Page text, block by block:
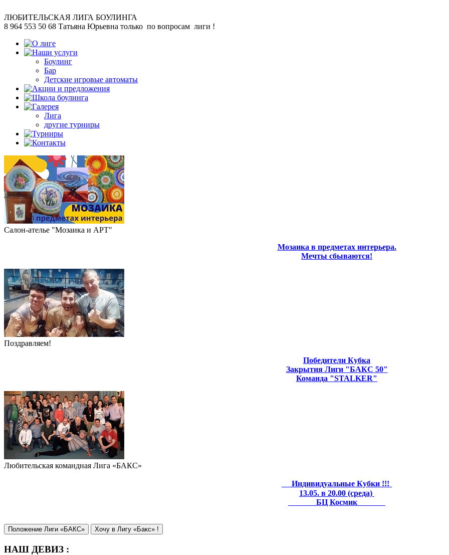
ЛЮБИТЕЛЬСКАЯ ЛИГА БОУЛИНГА
8 964 553 50 68 Татьяна Юрьевна только по вопросам лиги !
Боулинг
Бар
Детские игровые автоматы
Лига
другие турниры
Салон-ателье "Мозаика и АРТ"
Мозаика в предметах интерьера.
Мечты сбываются!
Поздравляем!
Победители Кубка
Закрытия Лиги "БАКС 50"
Команда "STALKER"
Любительская командная Лига «БАКС»
Индивидуальные Кубки !!!
13.05. в 20.00 (среда)
БЦ Космик
Положение Лиги «БАКС» Хочу в Лигу «Бакс» !
НАШ ДЕВИЗ :